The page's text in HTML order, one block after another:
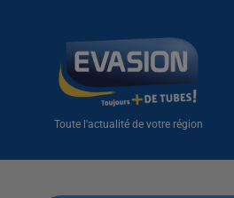
Toute l'actualité de votre région